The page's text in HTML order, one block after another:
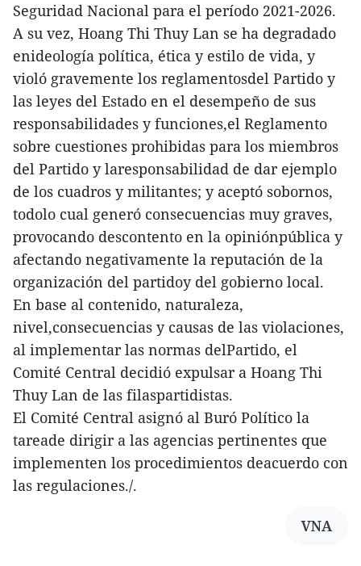
Seguridad Nacional para el período 2021-2026.
A su vez, Hoang Thi Thuy Lan se ha degradado
enideología política, ética y estilo de vida, y
violó gravemente los reglamentosdel Partido y
las leyes del Estado en el desempeño de sus
responsabilidades y funciones,el Reglamento
sobre cuestiones prohibidas para los miembros
del Partido y laresponsabilidad de dar ejemplo
de los cuadros y militantes; y aceptó sobornos,
todolo cual generó consecuencias muy graves,
provocando descontento en la opiniónpública y
afectando negativamente la reputación de la
organización del partidoy del gobierno local.
En base al contenido, naturaleza,
nivel,consecuencias y causas de las violaciones,
al implementar las normas delPartido, el
Comité Central decidió expulsar a Hoang Thi
Thuy Lan de las filaspartidistas.
El Comité Central asignó al Buró Político la
tareade dirigir a las agencias pertinentes que
implementen los procedimientos deacuerdo con
las regulaciones./.
VNA